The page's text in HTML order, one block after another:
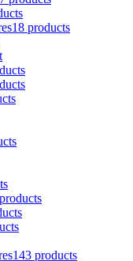
18 products
143 products